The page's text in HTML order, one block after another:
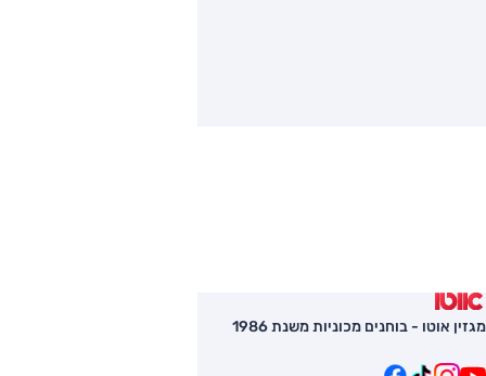
מגזין אוטו - בוחנים מכוניות משנת 1986